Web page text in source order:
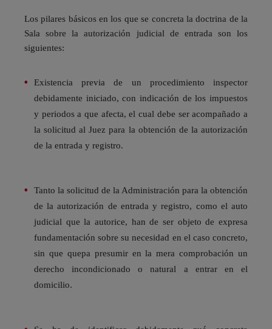
Los pilares básicos en los que se concreta la doctrina de la
Sala sobre la autorización judicial de entrada son los
siguientes:
Existencia previa de un procedimiento inspector
debidamente iniciado, con indicación de los impuestos
y periodos a que afecta, el cual debe ser acompañado a
la solicitud al Juez para la obtención de la autorización
de la entrada y registro.
Tanto la solicitud de la Administración para la obtención
de la autorización de entrada y registro, como el auto
judicial que la autorice, han de ser objeto de expresa
fundamentación sobre su necesidad en el caso concreto,
sin que quepa presumir en la mera comprobación un
derecho incondicionado o natural a entrar en el
domicilio.